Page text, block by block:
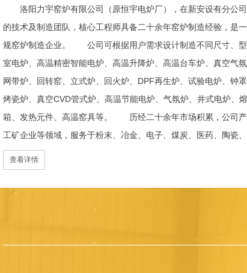
洛阳力宇窑炉有限公司（原恒宇电炉厂），在新安设有分公
的技术及制造团队，核心工程师具备二十余年窑炉制造经验，是
规窑炉制造企业。 公司可根据用户需求设计制造不同尺寸、型
室电炉、高温精密智能电炉、高温升降炉、高温台车炉、真空气
网带炉、回转窑、立式炉、回火炉、DPF再生炉、试验电炉、钟
烤瓷炉、真空CVD管式炉、高温节能电炉、气氛炉、井式电炉、
箱、发热元件、高温窑具等。 历经二十余年市场积累，公司产
工矿企业等领域，服务于粉末、冶金、电子、煤炭、医药、陶瓷
天航空、化工、金属烧结及金属热处理等行业，产品覆盖国内
过理念更新、体制机制优化与科技创新，于2015年通过ISO
内市场份额稳步提升，并获得质量诚信AAA 级企业荣誉证书。
研发LYL系列节能精密型智能化电炉、窑炉产品，多项产品通过
准、智能自动化程度高、运行稳定、保温性能优良、全程电脑控
点；产品安全方面，已通过欧盟CE认证。 公司凭借技术积累
技型中小企业、洛阳市企业研发中心（证书编号：
查看详情